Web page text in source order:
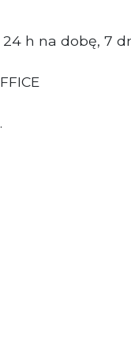
h na dobę, 7